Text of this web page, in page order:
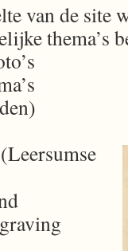
van de site
thema’s